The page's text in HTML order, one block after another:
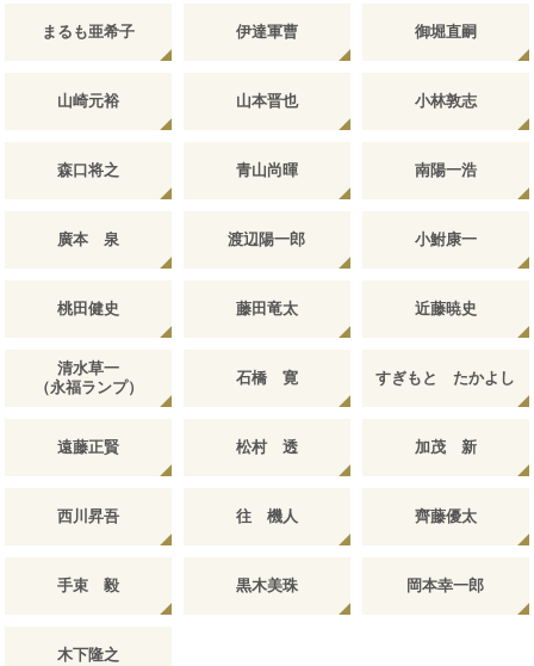
まるも亜希子 伊達軍曹 御堀直嗣
山崎元裕 山本晋也 小林敦志
森口将之 青山尚暉 南陽一浩
廣本 泉 渡辺陽一郎 小鮒康一
桃田健史 藤田竜太 近藤暁史
清水草一
（永福ランプ）
石橋 寛 すぎもと たかよし
遠藤正賢 松村 透 加茂 新
西川昇吾 往 機人 齊藤優太
手束 毅 黒木美珠 岡本幸一郎
木下隆之